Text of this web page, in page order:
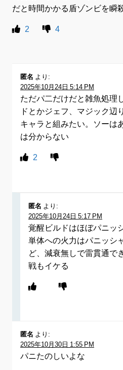
だと時間かかる盾ゾンビを瞬
2 4
匿名 より:
2025年10月24日 5:14 PM
ただパ二だけだと雑魚処理
ドとかジェフ、マジック辺
キャラと組みたい。ソーは
は分からない
2
匿名 より:
2025年10月24日 5:17 PM
覚醒ビルドはほぼパニッ
単体への火力はパニッシ
ど、減衰無しで雷貫通で
戦もイケる
匿名 より:
2025年10月30日 1:55 PM
パニたのしいよな